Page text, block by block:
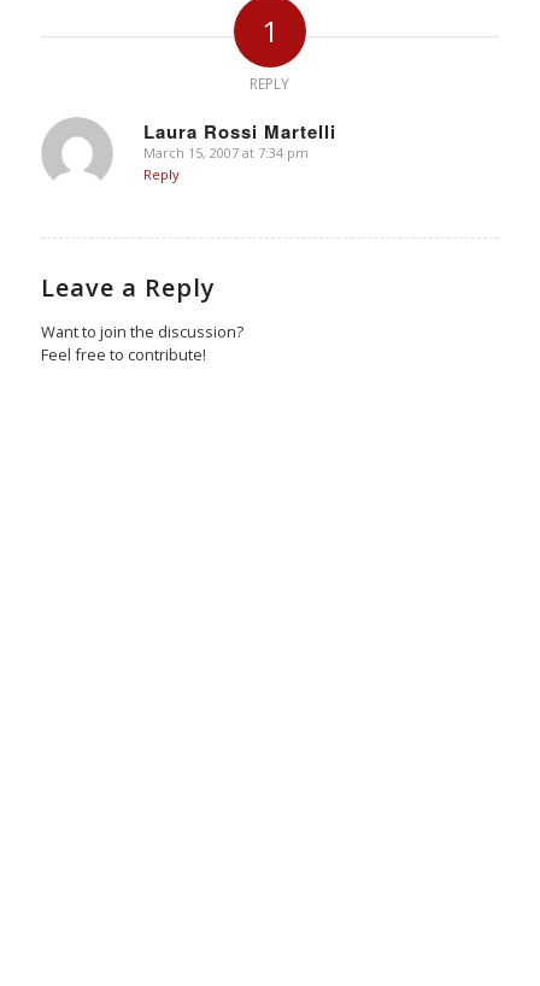
1
REPLY
Laura Rossi Martelli
says:
March 15, 2007 at 7:34 pm
Reply
Leave a Reply
Want to join the discussion?
Feel free to contribute!